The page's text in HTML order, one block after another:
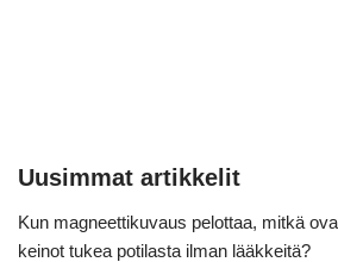
Uusimmat artikkelit
Kun magneettikuvaus pelottaa, mitkä
keinot tukea potilasta ilman lääkkeitä?